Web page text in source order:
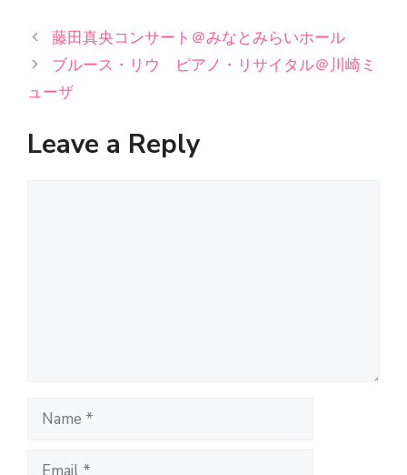
藤田真央コンサート＠みなとみらいホール
ブルース・リウ ピアノ・リサイタル＠川崎ミ
ューザ
Leave a Reply
Name
Email